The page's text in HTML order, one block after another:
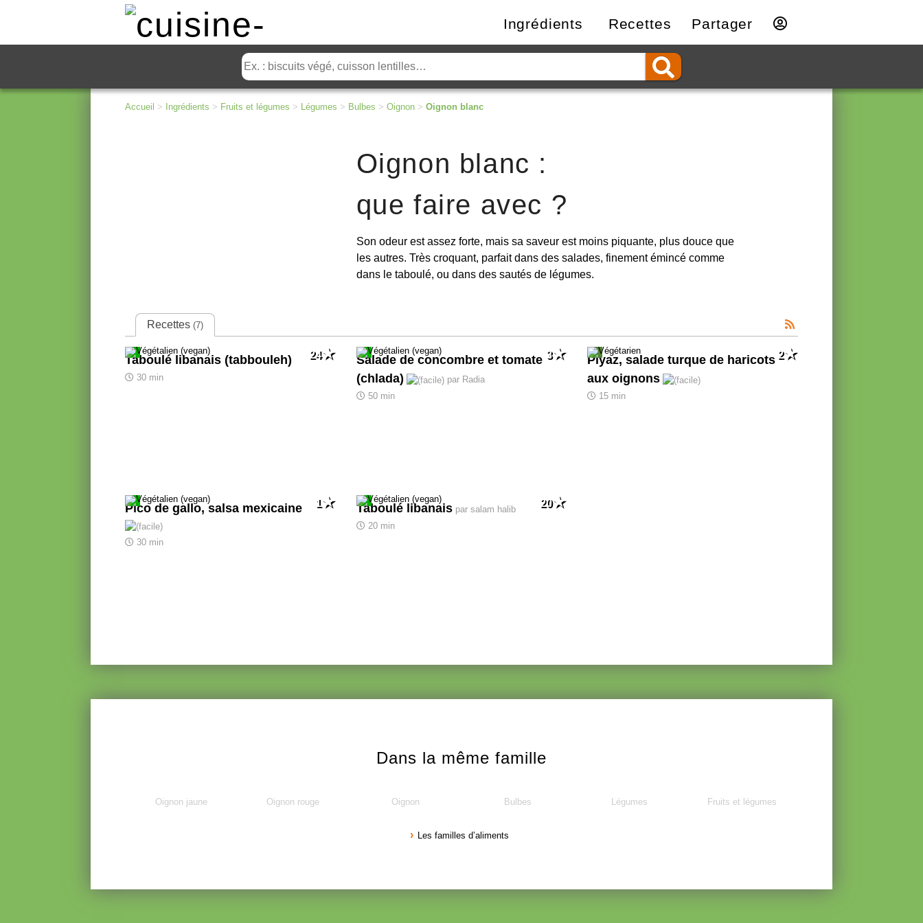
Ingrédients Recettes Partager
Accueil > Ingrédients > Fruits et légumes > Légumes > Bulbes > Oignon > Oignon blanc
Oignon blanc :
que faire avec ?
Son odeur est assez forte, mais sa saveur est moins piquante, plus douce que
les autres. Très croquant, parfait dans des salades, finement émincé comme
dans le taboulé, ou dans des sautés de légumes.
Recettes (7)
Taboulé libanais (tabbouleh)
30 min
24
Salade de concombre et tomate
(chlada)
par Radia
50 min
3
Piyaz, salade turque de haricots
aux oignons
15 min
2
Pico de gallo, salsa mexicaine
30 min
1 Taboulé libanaispar salam halib
20 min
20
Dans la même famille
Oignon jaune Oignon rouge Oignon Bulbes Légumes Fruits et légumes
Les familles d’aliments